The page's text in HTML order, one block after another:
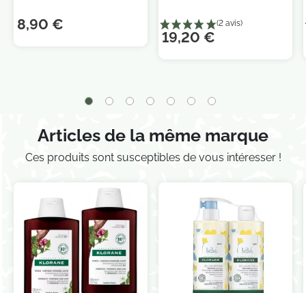
8,90 €
19,20 €
Articles de la même marque
Ces produits sont susceptibles de vous intéresser !